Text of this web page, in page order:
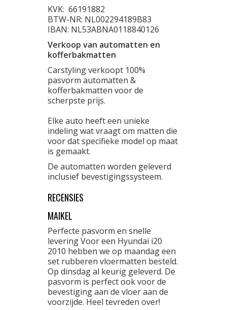
KVK: 66191882
BTW-NR: NL002294189B83
IBAN: NL53ABNA0118840126
Verkoop van automatten en
kofferbakmatten
Carstyling verkoopt 100%
pasvorm automatten &
kofferbakmatten voor de
scherpste prijs.
Elke auto heeft een unieke
indeling wat vraagt om matten die
voor dat specifieke model op maat
is gemaakt.
De automatten worden geleverd
inclusief bevestigingssysteem.
RECENSIES
MAIKEL
Perfecte pasvorm en snelle
levering Voor een Hyundai i20
2010 hebben we op maandag een
set rubberen vloermatten besteld.
Op dinsdag al keurig geleverd. De
pasvorm is perfect ook voor de
bevestiging aan de vloer aan de
voorzijde. Heel tevreden over!